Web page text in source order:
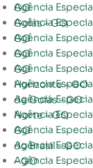
Agência Especialista na Criação de Site em Adelândia – GO
Agência Especialista na Criação de Site em Água Fria de Goiás – GO
Agência Especialista na Criação de Site em Água Limpa – GO
Agência Especialista na Criação de Site em Alexânia – GO
Agência Especialista na Criação de Site em Aloândia – GO
Agência Especialista na Criação de Site em Alto Horizonte – GO
Agência Especialista na Criação de Site em Alto Paraíso de Goiás – GO
Agência Especialista na Criação de Site em Alvorada do Norte – GO
Agência Especialista na Criação de Site em Amaralina – GO
Agência Especialista na Criação de Site em Americano do Brasil – GO
Agência Especialista na Criação de Site em Amorinópolis – GO